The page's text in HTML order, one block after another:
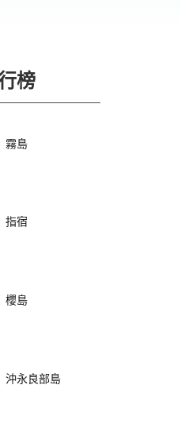
榜
霧島
指宿
櫻島
沖永良部島